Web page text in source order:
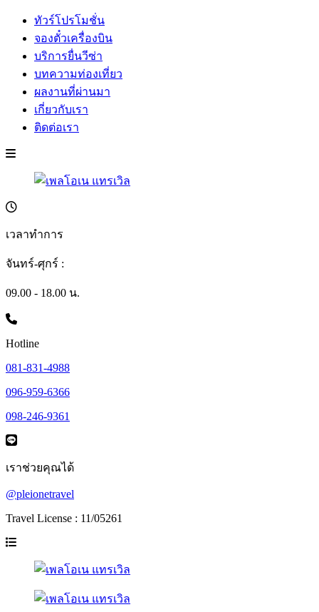
ทัวร์โปรโมชั่น
จองตั๋วเครื่องบิน
บริการยื่นวีซ่า
บทความท่องเที่ยว
ผลงานที่ผ่านมา
เกี่ยวกับเรา
ติดต่อเรา
เวลาทำการ
จันทร์-ศุกร์ :
09.00 - 18.00 น.
Hotline
081-831-4988
096-959-6366
098-246-9361
เราช่วยคุณได้
@pleionetravel
Travel License : 11/05261